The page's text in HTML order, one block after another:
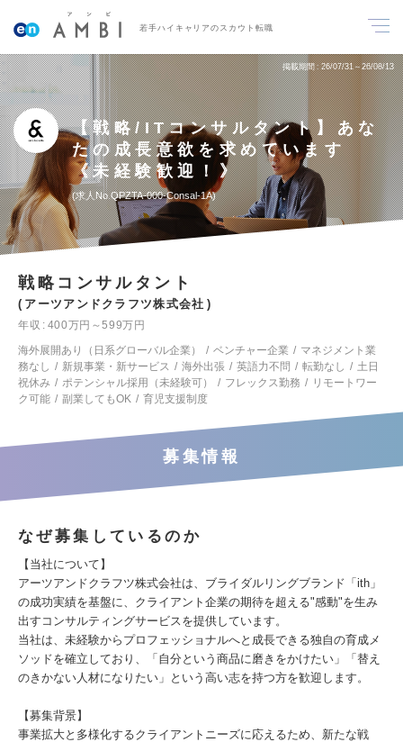
若手ハイキャリアのスカウト転職
掲載期間 26/07/31～26/08/13
【戦略/ITコンサルタント】あな
たの成長意欲を求めています
《未経験歓迎！》
求人No.QPZTA-000-Consal-1A
戦略コンサルタント
アーツアンドクラフツ株式会社
年収
400万円～599万円
海外展開あり（日系グローバル企業）
ベンチャー企業
マネジメント業
務なし
新規事業・新サービス 海外出張 英語力不問 転勤なし
土日
祝休み
ポテンシャル採用（未経験可） フレックス勤務
リモートワー
ク可能
副業してもOK 育児支援制度
募集情報
なぜ募集しているのか
【当社について】
アーツアンドクラフツ株式会社は、ブライダルリングブランド「ith」
の成功実績を基盤に、クライアント企業の期待を超える"感動"を生み
出すコンサルティングサービスを提供しています。
当社は、未経験からプロフェッショナルへと成長できる独自の育成メ
ソッドを確立しており、「自分という商品に磨きをかけたい」「替え
のきかない人材になりたい」という高い志を持つ方を歓迎します。
【募集背景】
事業拡大と多様化するクライアントニーズに応えるため、新たな戦